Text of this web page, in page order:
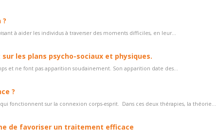
à aider les individus à traverser des moments difficiles, en leur...
les plans psycho-sociaux et physiques.
et ne font pas apparition soudainement. Son apparition date des...
?
fonctionnent sur la connexion corps-esprit. Dans ces deux thérapies, la théorie...
de favoriser un traitement efficace